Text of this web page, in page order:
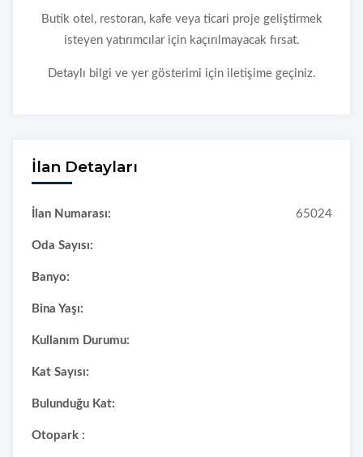
Butik otel, restoran, kafe veya ticari proje geliştirmek
isteyen yatırımcılar için kaçırılmayacak fırsat.
Detaylı bilgi ve yer gösterimi için iletişime geçiniz.
İlan Detayları
İlan Numarası: 65024
Oda Sayısı:
Banyo:
Bina Yaşı:
Kullanım Durumu:
Kat Sayısı:
Bulunduğu Kat:
Otopark :